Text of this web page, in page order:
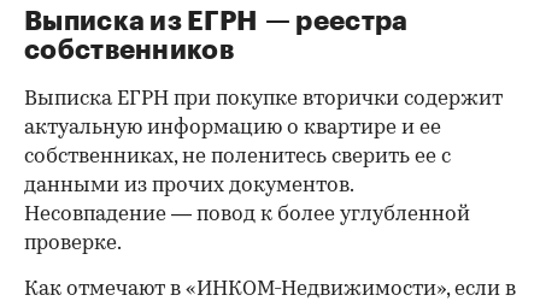
Выписка из ЕГРН — реестра
собственников
Выписка ЕГРН при покупке вторички содержит
актуальную информацию о квартире и ее
собственниках, не поленитесь сверить ее с
данными из прочих документов.
Несовпадение — повод к более углубленной
проверке.
Как отмечают в «ИНКОМ-Недвижимости», если в